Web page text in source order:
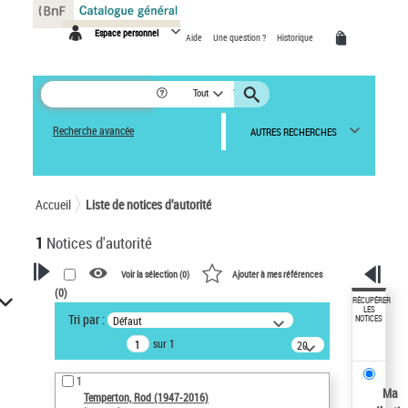
Espace personnel Aide Une question ? Historique
Tout
Recherche avancée AUTRES RECHERCHES
Accueil Liste de notices d’autorité
1 Notices d'autorité
VOTRE RECHERCHE
Recherche avancée dans les
notices d’autorité
Œuvres liées à l'auteur :
Temperton, Rod (1947-2016)
Voir la sélection (0) Ajouter à mes références
(0)
Tri par : Défaut
sur 1
20
résultats/page
1
Temperton, Rod (1947-2016)
RÉCUPÉRER
LES
NOTICES
Ma
Panneau de gestion des cookies